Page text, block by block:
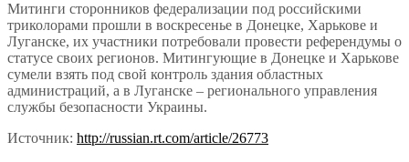
Митинги сторонников федерализации под российскими
триколорами прошли в воскресенье в Донецке, Харькове и
Луганске, их участники потребовали провести референдумы о
статусе своих регионов. Митингующие в Донецке и Харькове
сумели взять под свой контроль здания областных
администраций, а в Луганске – регионального управления
службы безопасности Украины.
Источник: http://russian.rt.com/article/26773